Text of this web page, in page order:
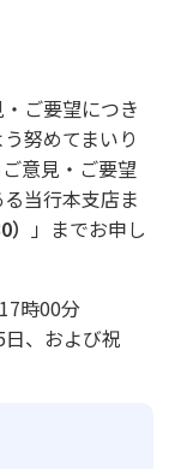
ご要望につき
努めてまいり
意見・ご要望
当行本支店ま
」までお申し
時00分
、および祝